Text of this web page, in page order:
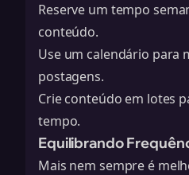
Reserve um tempo
conteúdo.
Use um calendário para
postagens.
Crie conteúdo em lotes
tempo.
Equilibrando
Mais nem sempre é